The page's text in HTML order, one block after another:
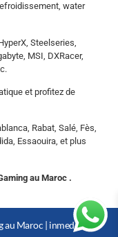
water
Steelseries,
MSI, DXRacer,
et profitez de
Rabat, Salé, Fès,
Essaouira, et plus
au Maroc .
au Maroc | inmedia.ma